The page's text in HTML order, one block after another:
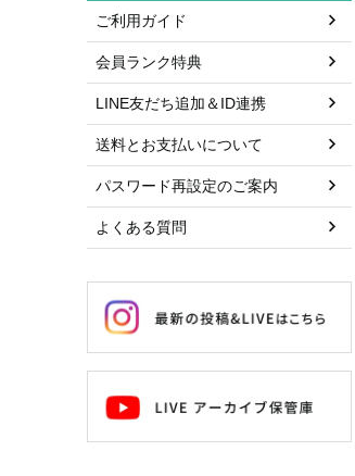
ご利用ガイド
会員ランク特典
LINE友だち追加＆ID連携
送料とお支払いについて
パスワード再設定のご案内
よくある質問